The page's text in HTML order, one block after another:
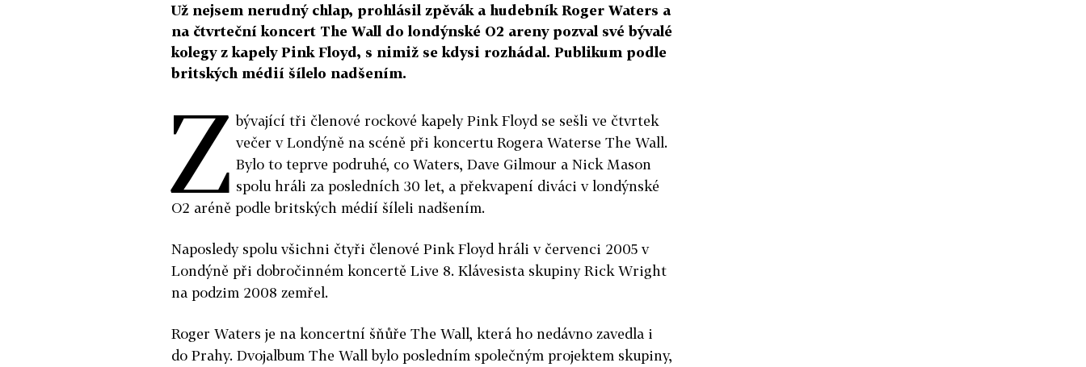
Už nejsem nerudný chlap, prohlásil zpěvák a hudebník Roger Waters a
na čtvrteční koncert The Wall do londýnské O2 areny pozval své bývalé
kolegy z kapely Pink Floyd, s nimiž se kdysi rozhádal. Publikum podle
britských médií šílelo nadšením.
Z bývající tři členové rockové kapely Pink Floyd se sešli ve čtvrtek
večer v Londýně na scéně při koncertu Rogera Waterse The Wall.
Bylo to teprve podruhé, co Waters, Dave Gilmour a Nick Mason
spolu hráli za posledních 30 let, a překvapení diváci v londýnské
O2 aréně podle britských médií šíleli nadšením.
Naposledy spolu všichni čtyři členové Pink Floyd hráli v červenci 2005 v
Londýně při dobročinném koncertě Live 8. Klávesista skupiny Rick Wright
na podzim 2008 zemřel.
Roger Waters je na koncertní šňůře The Wall, která ho nedávno zavedla i
do Prahy. Dvojalbum The Wall bylo posledním společným projektem skupiny,